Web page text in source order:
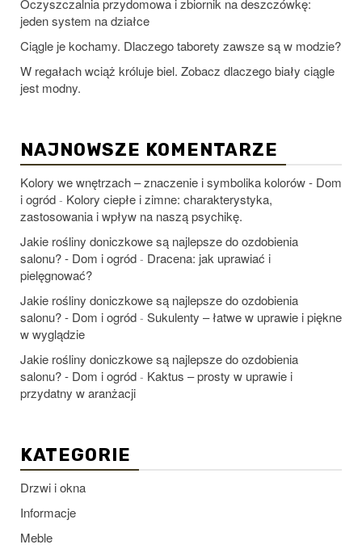
Oczyszczalnia przydomowa i zbiornik na deszczówkę:
jeden system na działce
Ciągle je kochamy. Dlaczego taborety zawsze są w modzie?
W regałach wciąż króluje biel. Zobacz dlaczego biały ciągle
jest modny.
NAJNOWSZE KOMENTARZE
Kolory we wnętrzach – znaczenie i symbolika kolorów - Dom
i ogród - Kolory ciepłe i zimne: charakterystyka,
zastosowania i wpływ na naszą psychikę.
Jakie rośliny doniczkowe są najlepsze do ozdobienia
salonu? - Dom i ogród - Dracena: jak uprawiać i
pielęgnować?
Jakie rośliny doniczkowe są najlepsze do ozdobienia
salonu? - Dom i ogród - Sukulenty – łatwe w uprawie i piękne
w wyglądzie
Jakie rośliny doniczkowe są najlepsze do ozdobienia
salonu? - Dom i ogród - Kaktus – prosty w uprawie i
przydatny w aranżacji
KATEGORIE
Drzwi i okna
Informacje
Meble